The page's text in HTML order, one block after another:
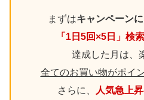
まずはキャンペーン
「1日5回×5日」検索
達成した月は、
全てのお買い物がポイ
さらに、
人気急上